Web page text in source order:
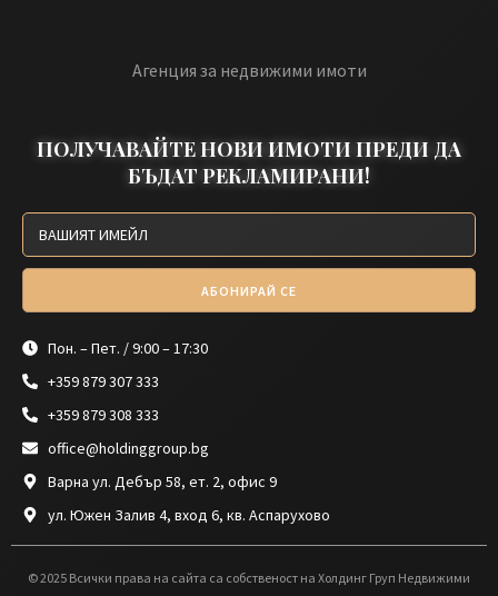
Агенция за недвижими имоти
ПОЛУЧАВАЙТЕ НОВИ ИМОТИ ПРЕДИ ДА
БЪДАТ РЕКЛАМИРАНИ!
АБОНИРАЙ СЕ
Пон. – Пет. / 9:00 – 17:30
+359 879 307 333
+359 879 308 333
office@holdinggroup.bg
Варна ул. Дебър 58, ет. 2, офис 9
ул. Южен Залив 4, вход 6, кв. Аспарухово
© 2025 Всички права на сайта са собственост на Холдинг Груп Недвижими